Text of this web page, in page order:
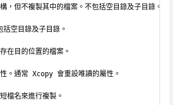
但不複製其中的檔案。不包括空目錄及子目錄。
空目錄及子目錄。
目的位置的檔案。
通常 Xcopy 會重設唯讀的屬性。
名來進行複製。